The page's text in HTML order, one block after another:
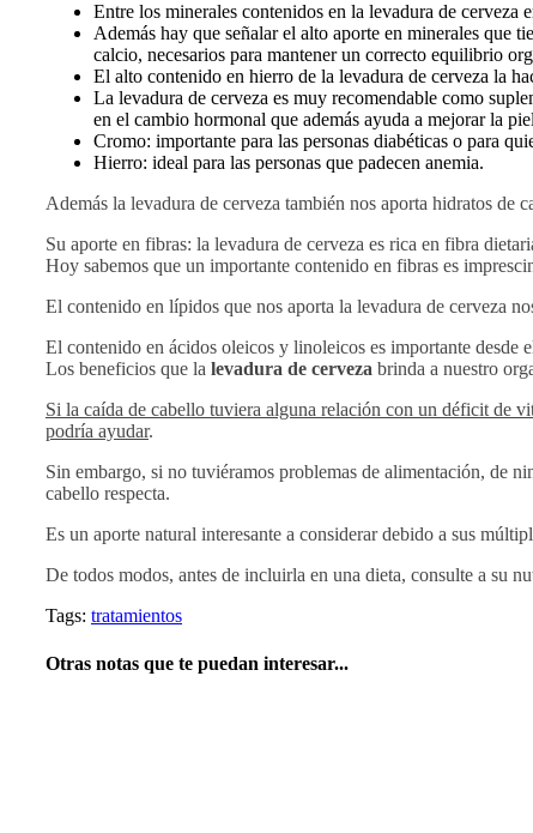
Entre los minerales contenidos en la levadura de
Además hay que señalar el alto aporte en minerales que
calcio, necesarios para mantener un correcto equilibrio
El alto contenido en hierro de la levadura de cerveza la
La levadura de cerveza es muy recomendable como
en el cambio hormonal que además ayuda a mejorar la
Cromo: importante para las personas diabéticas o para
Hierro: ideal para las personas que padecen anemia.
Además la levadura de cerveza también nos aporta hidratos de
Su aporte en fibras: la levadura de cerveza es rica en fibra
Hoy sabemos que un importante contenido en fibras es
El contenido en lípidos que nos aporta la levadura de cerveza
El contenido en ácidos oleicos y linoleicos es importante desde
Los beneficios que la levadura de cerveza brinda a nuestro
Si la caída de cabello tuviera alguna relación con un déficit de
podría ayudar.
Sin embargo, si no tuviéramos problemas de alimentación, de
cabello respecta.
Es un aporte natural interesante a considerar debido a sus
De todos modos, antes de incluirla en una dieta, consulte a su
Tags: tratamientos
Otras notas que te puedan interesar...